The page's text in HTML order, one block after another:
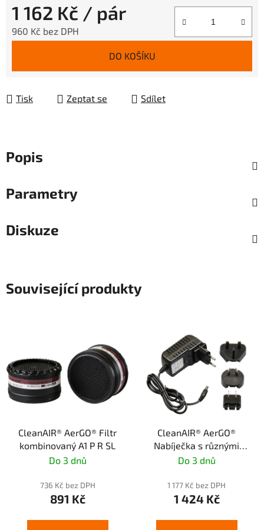
1 162 Kč / pár
960 Kč bez DPH
DO KOŠÍKU
Tisk Zeptat se Sdílet
Popis
Parametry
Diskuze
Související produkty
CleanAIR® AerGO® Filtr
kombinovaný A1 P R SL
Do 3 dnů
736 Kč bez DPH
891 Kč
CleanAIR® AerGO®
Nabíječka s různými
adaptéry
Do 3 dnů
1 177 Kč bez DPH
1 424 Kč